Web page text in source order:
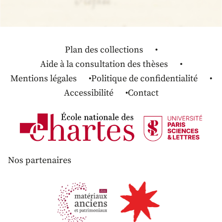
Plan des collections
Aide à la consultation des thèses
Mentions légales
Politique de confidentialité
Accessibilité
Contact
Nos partenaires